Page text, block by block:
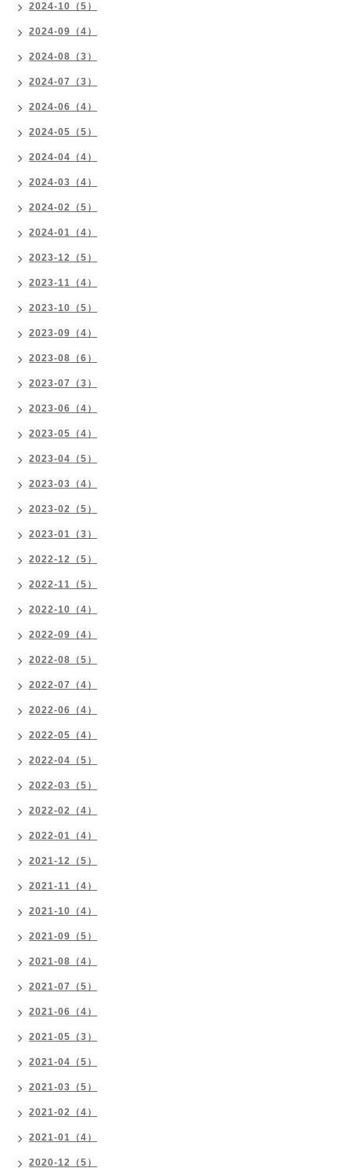
2024-10（5）
2024-09（4）
2024-08（3）
2024-07（3）
2024-06（4）
2024-05（5）
2024-04（4）
2024-03（4）
2024-02（5）
2024-01（4）
2023-12（5）
2023-11（4）
2023-10（5）
2023-09（4）
2023-08（6）
2023-07（3）
2023-06（4）
2023-05（4）
2023-04（5）
2023-03（4）
2023-02（5）
2023-01（3）
2022-12（5）
2022-11（5）
2022-10（4）
2022-09（4）
2022-08（5）
2022-07（4）
2022-06（4）
2022-05（4）
2022-04（5）
2022-03（5）
2022-02（4）
2022-01（4）
2021-12（5）
2021-11（4）
2021-10（4）
2021-09（5）
2021-08（4）
2021-07（5）
2021-06（4）
2021-05（3）
2021-04（5）
2021-03（5）
2021-02（4）
2021-01（4）
2020-12（5）